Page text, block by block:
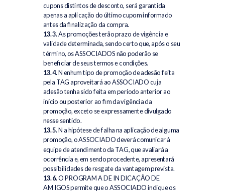
cupons distintos de desconto, será garantida
apenas a aplicação do último cupom informado
antes da finalização da compra.
13.3.As promoções terão prazo de vigência e
validade determinada, sendo certo que, após o seu
término, os ASSOCIADOS não poderão se
beneficiar de seus termos e condições.
13.4.Nenhum tipo de promoção de adesão feita
pela TAG aproveitará ao ASSOCIADO cuja
adesão tenha sido feita em período anterior ao
início ou posterior ao fim da vigência da
promoção, exceto se expressamente divulgado
nesse sentido.
13.5.Na hipótese de falha na aplicação de alguma
promoção, o ASSOCIADO deverá comunicar à
equipe de atendimento da TAG, que avaliará a
ocorrência e, em sendo procedente, apresentará
possibilidades de resgate da vantagem prevista.
13.6.O PROGRAMA DE INDICAÇÃO DE
AMIGOS permite que o ASSOCIADO indique os